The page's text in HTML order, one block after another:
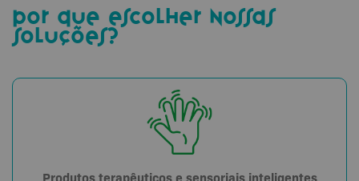
por que escolher nossas
soluções?
Produtos terapêuticos e sensoriais inteligentes